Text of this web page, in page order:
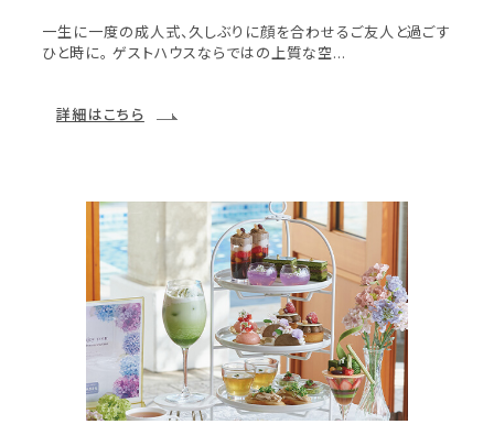
一生に一度の成人式、久しぶりに顔を合わせるご友人と過ごす
ひと時に。 ゲストハウスならではの上質な空...
詳細はこちら